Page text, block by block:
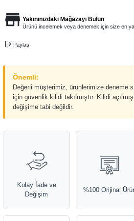
Yakınınızdaki Mağazayı Bulun
Ürünü incelemek veya denemek için size en
Paylaş
Önemli:
Değerli müşterimiz, ürünlerimize deneme
için güvenlik kilidi takılmıştır. Kilidi
değişime tabi değildir.
Kolay İade ve
Değişim
%100 Orijinal